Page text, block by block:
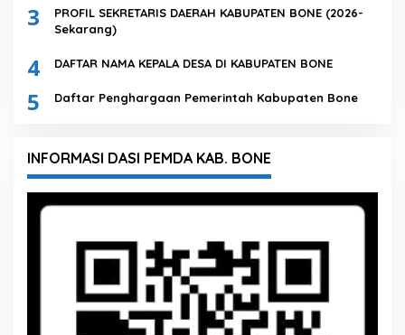
3
PROFIL SEKRETARIS DAERAH KABUPATEN BONE (2026-
Sekarang)
4 DAFTAR NAMA KEPALA DESA DI KABUPATEN BONE
5 Daftar Penghargaan Pemerintah Kabupaten Bone
INFORMASI DASI PEMDA KAB. BONE